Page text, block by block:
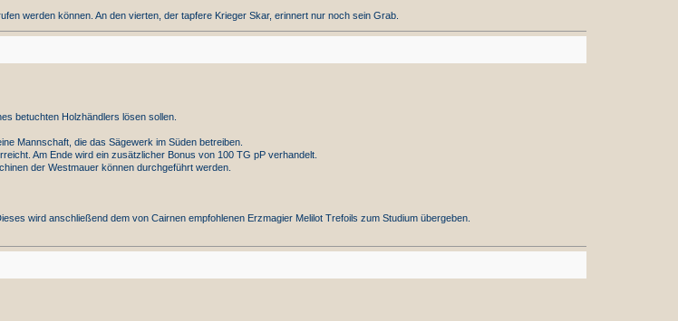
werden können. An den vierten, der tapfere Krieger Skar, erinnert nur noch sein Grab.
betuchten Holzhändlers lösen sollen.
Mannschaft, die das Sägewerk im Süden betreiben.
Am Ende wird ein zusätzlicher Bonus von 100 TG pP verhandelt.
der Westmauer können durchgeführt werden.
wird anschließend dem von Cairnen empfohlenen Erzmagier Melilot Trefoils zum Studium übergeben.